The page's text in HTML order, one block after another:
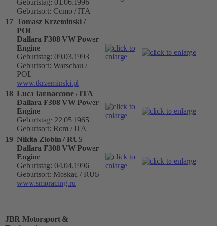
Geburtstag: 01.06.1996
Geburtsort: Como / ITA
17 Tomasz Krzeminski /
POL
Dallara F308 VW Power
Engine
Geburtstag: 09.03.1993
Geburtsort: Warschau /
POL
www.tkrzeminski.pl
18 Luca Iannaccone / ITA
Dallara F308 VW Power
Engine
Geburtstag: 22.05.1965
Geburtsort: Rom / ITA
19 Nikita Zlobin / RUS
Dallara F308 VW Power
Engine
Geburtstag: 04.04.1996
Geburtsort: Moskau / RUS
www.smpracing.ru
JBR Motorsport &